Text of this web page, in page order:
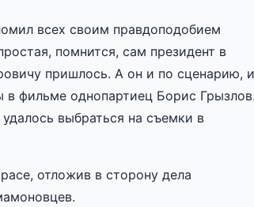
всех своим правдоподобием
помнится, сам президент в
пришлось. А он и по сценарию, и
фильме однопартиец Борис
выбраться на съемки в
отложив в сторону дела